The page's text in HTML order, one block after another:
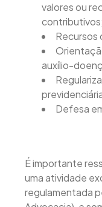
valores ou
contributivos;
Recursos
auxílio-
Defesa
É importante
uma atividade
regulamentada